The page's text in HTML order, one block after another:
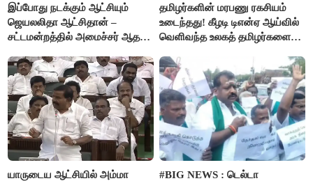
இப்போது நடக்கும் ஆட்சியும்
ஜெயலலிதா ஆட்சிதான் –
சட்டமன்றத்தில் அமைச்சர் ஆதவ்
தமிழர்களின் மரபணு ரகசியம்
உடைந்தது! கீழடி டிஎன்ஏ ஆய்வில்
வெளிவந்த உலகத் தமிழர்களை
யாருடைய ஆட்சியில் அம்மா
#BIG NEWS : டெல்டா